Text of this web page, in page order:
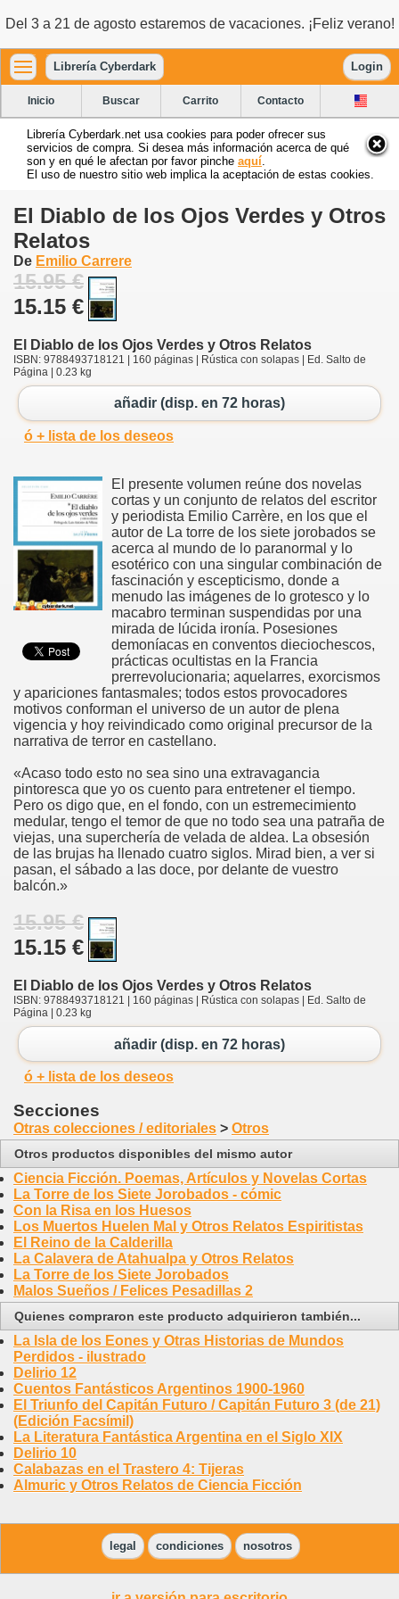
Del 3 a 21 de agosto estaremos de vacaciones. ¡Feliz verano!
Librería Cyberdark Login
Inicio Buscar Carrito Contacto
Librería Cyberdark.net usa cookies para poder ofrecer sus
servicios de compra. Si desea más información acerca de qué
son y en qué le afectan por favor pinche aquí
El uso de nuestro sitio web implica la aceptación de estas cookies.
El Diablo de los Ojos Verdes y Otros
Relatos
De Emilio Carrere
15.95 €
15.15 €
El Diablo de los Ojos Verdes y Otros Relatos
ISBN: 9788493718121 | 160 páginas | Rústica con solapas | Ed. Salto de
Página | 0.23 kg
añadir (disp. en 72 horas)
ó + lista de los deseos
El presente volumen reúne dos novelas
cortas y un conjunto de relatos del escritor
y periodista Emilio Carrère, en los que el
autor de La torre de los siete jorobados se
acerca al mundo de lo paranormal y lo
esotérico con una singular combinación de
fascinación y escepticismo, donde a
menudo las imágenes de lo grotesco y lo
macabro terminan suspendidas por una
mirada de lúcida ironía. Posesiones
demoníacas en conventos dieciochescos,
prácticas ocultistas en la Francia
prerrevolucionaria; aquelarres, exorcismos
y apariciones fantasmales; todos estos provocadores
motivos conforman el universo de un autor de plena
vigencia y hoy reivindicado como original precursor de la
narrativa de terror en castellano.
«Acaso todo esto no sea sino una extravagancia
pintoresca que yo os cuento para entretener el tiempo.
Pero os digo que, en el fondo, con un estremecimiento
medular, tengo el temor de que no todo sea una patraña de
viejas, una superchería de velada de aldea. La obsesión
de las brujas ha llenado cuatro siglos. Mirad bien, a ver si
pasan, el sábado a las doce, por delante de vuestro
balcón.»
15.95 €
15.15 €
El Diablo de los Ojos Verdes y Otros Relatos
ISBN: 9788493718121 | 160 páginas | Rústica con solapas | Ed. Salto de
Página | 0.23 kg
añadir (disp. en 72 horas)
ó + lista de los deseos
Secciones
Otras colecciones / editoriales > Otros
Otros productos disponibles del mismo autor
Ciencia Ficción. Poemas, Artículos y Novelas Cortas
La Torre de los Siete Jorobados - cómic
Con la Risa en los Huesos
Los Muertos Huelen Mal y Otros Relatos Espiritistas
El Reino de la Calderilla
La Calavera de Atahualpa y Otros Relatos
La Torre de los Siete Jorobados
Malos Sueños / Felices Pesadillas 2
Quienes compraron este producto adquirieron también...
La Isla de los Eones y Otras Historias de Mundos
Perdidos - ilustrado
Delirio 12
Cuentos Fantásticos Argentinos 1900-1960
El Triunfo del Capitán Futuro / Capitán Futuro 3 (de 21)
(Edición Facsímil)
La Literatura Fantástica Argentina en el Siglo XIX
Delirio 10
Calabazas en el Trastero 4: Tijeras
Almuric y Otros Relatos de Ciencia Ficción
legal condiciones nosotros